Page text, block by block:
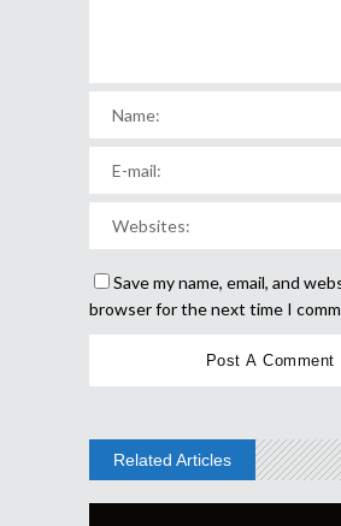
Save my name, email, and
browser for the next time I
Related Articles